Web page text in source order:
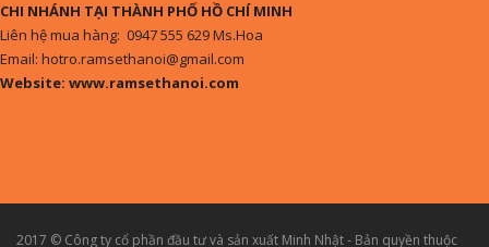
CHI NHÁNH TẠI THÀNH PHỐ HỒ CHÍ MINH
Liên hệ mua hàng: 0947 555 629 Ms.Hoa
Email: hotro.ramsethanoi@gmail.com
Website: www.ramsethanoi.com
2017 © Công ty cổ phần đầu tư và sản xuất Minh Nhật - Bản quyền thuộc